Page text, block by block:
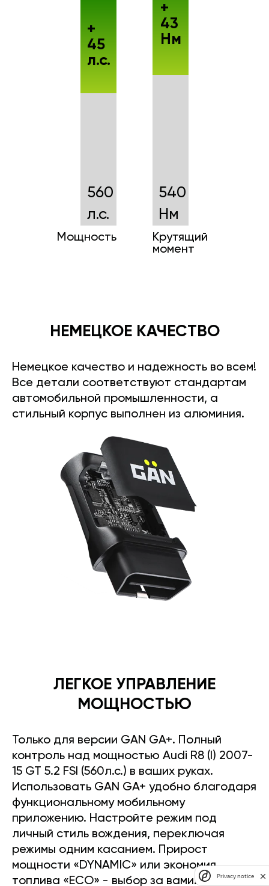
560
л.с.
Мощность
+
45
л.с.
540
Нм
Крутящий
момент
+
43
Нм
НЕМЕЦКОЕ КАЧЕСТВО
Немецкое качество и надежность во всем!
Все детали соответствуют стандартам
автомобильной промышленности, а
стильный корпус выполнен из алюминия.
ЛЕГКОЕ УПРАВЛЕНИЕ
МОЩНОСТЬЮ
Только для версии GAN GA+. Полный
контроль над мощностью Audi R8 (I) 2007-
15 GT 5.2 FSI (560л.с.) в ваших руках.
Использовать GAN GA+ удобно благодаря
функциональному мобильному
приложению. Настройте режим под
личный стиль вождения, переключая
режимы одним касанием. Прирост
мощности «DYNAMIC» или экономия
топлива «ECO» - выбор за вами.
Privacy notice